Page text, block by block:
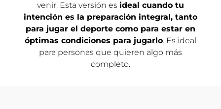
venir. Esta versión es ideal cuando tu
intención es la preparación integral, tanto
para jugar el deporte como para estar en
óptimas condiciones para jugarlo. Es ideal
para personas que quieren algo más
completo.